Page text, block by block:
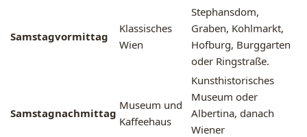
Samstagvormittag
Klassisches
Wien
Stephansdom,
Graben, Kohlmarkt,
Hofburg, Burggarten
oder Ringstraße.
Samstagnachmittag
Museum und
Kaffeehaus
Kunsthistorisches
Museum oder
Albertina, danach
Wiener